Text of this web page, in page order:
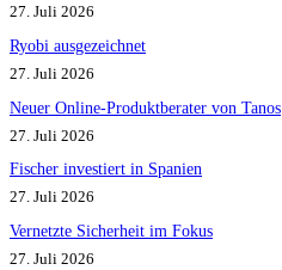
27. Juli 2026
Ryobi ausgezeichnet
27. Juli 2026
Neuer Online-Produktberater von Tanos
27. Juli 2026
Fischer investiert in Spanien
27. Juli 2026
Vernetzte Sicherheit im Fokus
27. Juli 2026